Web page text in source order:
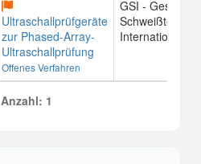
Ultraschallprüfgeräte
zur Phased-Array-
Ultraschallprüfung
Offenes Verfahren
GSI -
Schweißtechnik
International
Anzahl: 1